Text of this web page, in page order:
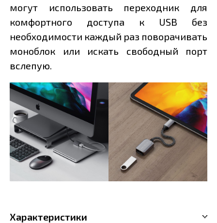
могут использовать переходник для
комфортного доступа к USB без
необходимости каждый раз поворачивать
моноблок или искать свободный порт
вслепую.
Характеристики